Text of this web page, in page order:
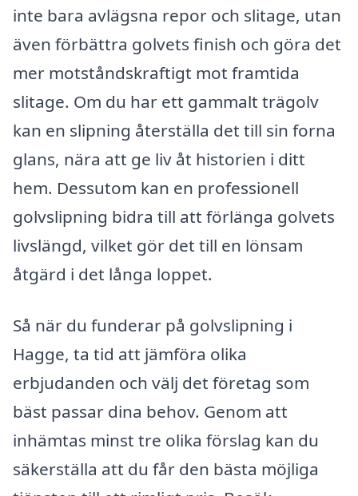
inte bara avlägsna repor och slitage, utan
även förbättra golvets finish och göra det
mer motståndskraftigt mot framtida
slitage. Om du har ett gammalt trägolv
kan en slipning återställa det till sin forna
glans, nära att ge liv åt historien i ditt
hem. Dessutom kan en professionell
golvslipning bidra till att förlänga golvets
livslängd, vilket gör det till en lönsam
åtgärd i det långa loppet.
Så när du funderar på golvslipning i
Hagge, ta tid att jämföra olika
erbjudanden och välj det företag som
bäst passar dina behov. Genom att
inhämtas minst tre olika förslag kan du
säkerställa att du får den bästa möjliga